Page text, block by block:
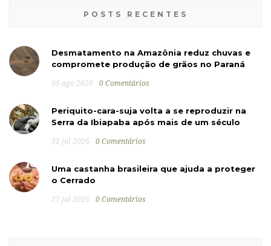
POSTS RECENTES
Desmatamento na Amazônia reduz chuvas e
compromete produção de grãos no Paraná
05 ago 2026 0 Comentários
Periquito-cara-suja volta a se reproduzir na
Serra da Ibiapaba após mais de um século
31 jul 2026 0 Comentários
Uma castanha brasileira que ajuda a proteger
o Cerrado
27 jul 2026 0 Comentários